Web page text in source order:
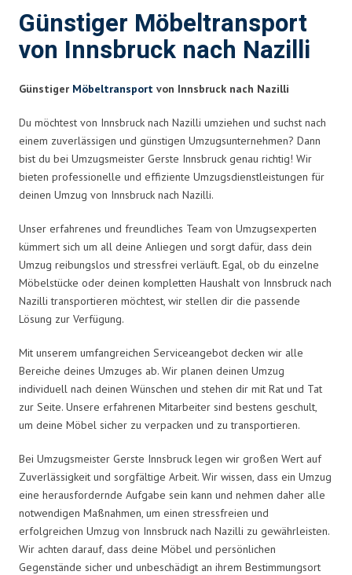
Günstiger Möbeltransport
von Innsbruck nach Nazilli
Günstiger Möbeltransport von Innsbruck nach Nazilli
Du möchtest von Innsbruck nach Nazilli umziehen und suchst nach
einem zuverlässigen und günstigen Umzugsunternehmen? Dann
bist du bei Umzugsmeister Gerste Innsbruck genau richtig! Wir
bieten professionelle und effiziente Umzugsdienstleistungen für
deinen Umzug von Innsbruck nach Nazilli.
Unser erfahrenes und freundliches Team von Umzugsexperten
kümmert sich um all deine Anliegen und sorgt dafür, dass dein
Umzug reibungslos und stressfrei verläuft. Egal, ob du einzelne
Möbelstücke oder deinen kompletten Haushalt von Innsbruck nach
Nazilli transportieren möchtest, wir stellen dir die passende
Lösung zur Verfügung.
Mit unserem umfangreichen Serviceangebot decken wir alle
Bereiche deines Umzuges ab. Wir planen deinen Umzug
individuell nach deinen Wünschen und stehen dir mit Rat und Tat
zur Seite. Unsere erfahrenen Mitarbeiter sind bestens geschult,
um deine Möbel sicher zu verpacken und zu transportieren.
Bei Umzugsmeister Gerste Innsbruck legen wir großen Wert auf
Zuverlässigkeit und sorgfältige Arbeit. Wir wissen, dass ein Umzug
eine herausfordernde Aufgabe sein kann und nehmen daher alle
notwendigen Maßnahmen, um einen stressfreien und
erfolgreichen Umzug von Innsbruck nach Nazilli zu gewährleisten.
Wir achten darauf, dass deine Möbel und persönlichen
Gegenstände sicher und unbeschädigt an ihrem Bestimmungsort